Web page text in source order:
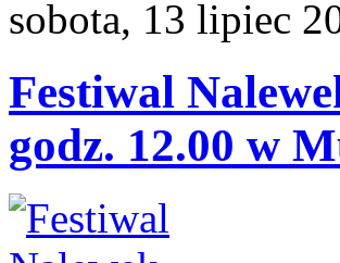
sobota, 13 lipiec
Festiwal
godz. 12.00 w